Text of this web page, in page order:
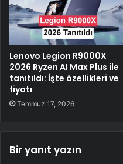
Lenovo Legion R9000X
2026 Ryzen AI Max Plus ile
tanıtıldı: İşte özellikleri ve
fiyatı
Temmuz 17, 2026
Bir yanıt yazın